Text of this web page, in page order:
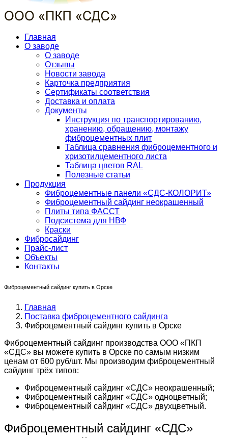
Главная
О заводе
О заводе
Отзывы
Новости завода
Карточка предприятия
Сертификаты соответствия
Доставка и оплата
Документы
Инструкция по транспортированию,
хранению, обращению, монтажу
фиброцементных плит
Таблица сравнения фиброцементного и
хризотилцементного листа
Таблица цветов RAL
Полезные статьи
Продукция
Фиброцементные панели «СДС-КОЛОРИТ»
Фиброцементный сайдинг неокрашенный
Плиты типа ФАССТ
Подсистема для НВФ
Краски
Фибросайдинг
Прайс-лист
Объекты
Контакты
Фиброцементный сайдинг купить в Орске
Главная
Поставка фиброцементного сайдинга
Фиброцементный сайдинг купить в Орске
Фиброцементный сайдинг производства ООО «ПКП
«СДС» вы можете купить в Орске по самым низким
ценам от 600 руб/шт. Мы производим фиброцементный
сайдинг трёх типов:
Фиброцементный сайдинг «СДС» неокрашенный;
Фиброцементный сайдинг «СДС» одноцветный;
Фиброцементный сайдинг «СДС» двухцветный.
Фиброцементный сайдинг «СДС»